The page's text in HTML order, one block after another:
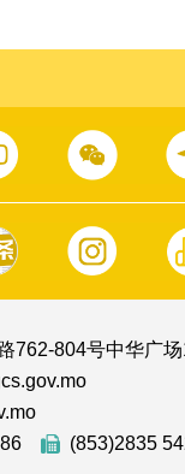
762-804号中华广
(853)2835